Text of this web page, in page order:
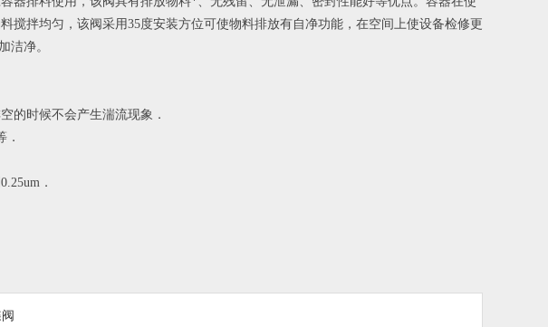
搅拌均匀，该阀采用35度安装方位可使物料排放有自净功能，在空间上使设备检修更
洁净。
的时候不会产生湍流现象．
．